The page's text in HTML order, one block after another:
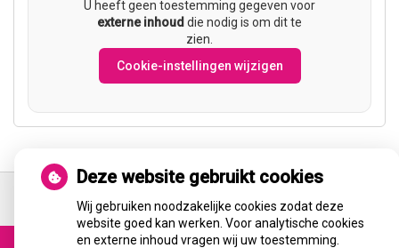
U heeft geen toestemming gegeven voor
externe inhoud die nodig is om dit te
zien.
Cookie-instellingen wijzigen
de
Deze website gebruikt cookies
Wij gebruiken noodzakelijke cookies zodat deze
website goed kan werken. Voor analytische cookies
en externe inhoud vragen wij uw toestemming.